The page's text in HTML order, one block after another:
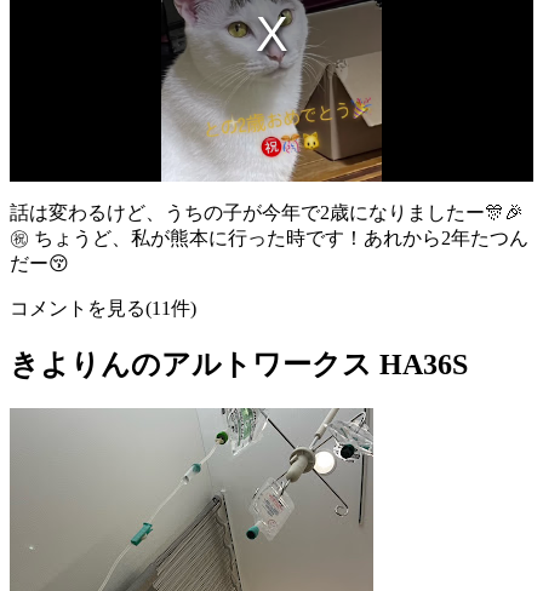
話は変わるけど、うちの子が今年で2歳になりましたー🎊🎉
㊗️ ちょうど、私が熊本に行った時です！あれから2年たつん
だー😚
コメントを見る(11件)
きよりんのアルトワークス HA36S